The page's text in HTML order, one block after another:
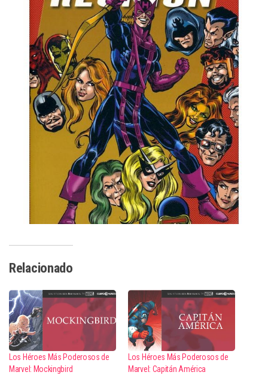
Relacionado
Los Héroes Más Poderosos de
Marvel: Mockingbird
Los Héroes Más Poderosos de
Marvel: Capitán América